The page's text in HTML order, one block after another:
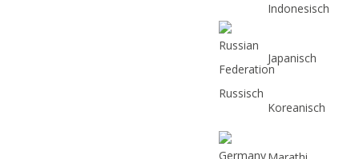
Russisch
Indonesisch
Japanisch
Koreanisch